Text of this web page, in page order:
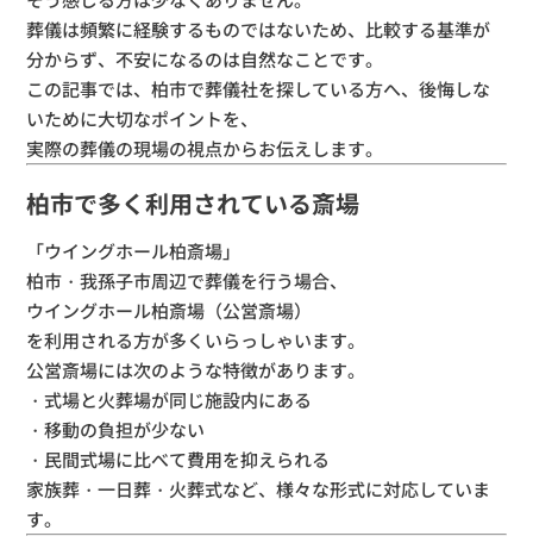
葬儀は頻繁に経験するものではないため、 比較する基準が
分からず、不安になるのは自然なことです。
この記事では、柏市で葬儀社を探している方へ、後悔しな
いために大切なポイントを、
実際の葬儀の現場の視点からお伝えします。
柏市で多く利用されている斎場
「ウイングホール柏斎場」
柏市・我孫子市周辺で葬儀を行う場合、
ウイングホール柏斎場（公営斎場）
を利用される方が多くいらっしゃいます。
公営斎場には次のような特徴があります。
・式場と火葬場が同じ施設内にある
・移動の負担が少ない
・民間式場に比べて費用を抑えられる
家族葬・一日葬・火葬式など、様々な形式に対応していま
す。